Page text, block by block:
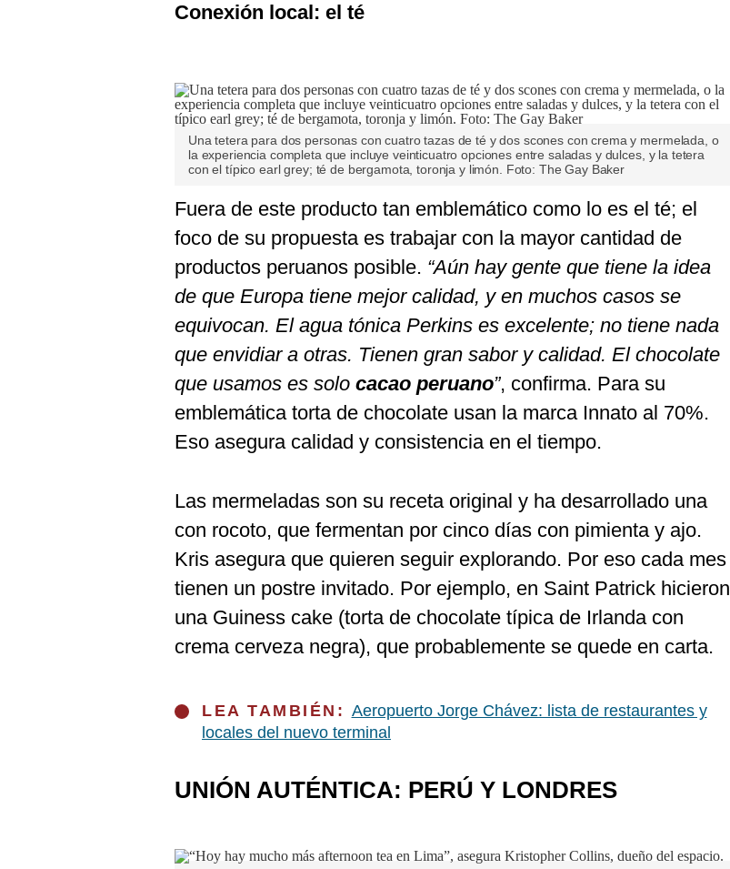
Conexión local: el té
Una tetera para dos personas con cuatro tazas de té y dos scones con crema y mermelada, o
la experiencia completa que incluye veinticuatro opciones entre saladas y dulces, y la tetera
con el típico earl grey; té de bergamota, toronja y limón. Foto: The Gay Baker
Fuera de este producto tan emblemático como lo es el té; el
foco de su propuesta es trabajar con la mayor cantidad de
productos peruanos posible. “Aún hay gente que tiene la idea
de que Europa tiene mejor calidad, y en muchos casos se
equivocan. El agua tónica Perkins es excelente; no tiene nada
que envidiar a otras. Tienen gran sabor y calidad. El chocolate
que usamos es solo cacao peruano”, confirma. Para su
emblemática torta de chocolate usan la marca Innato al 70%.
Eso asegura calidad y consistencia en el tiempo.
Las mermeladas son su receta original y ha desarrollado una
con rocoto, que fermentan por cinco días con pimienta y ajo.
Kris asegura que quieren seguir explorando. Por eso cada mes
tienen un postre invitado. Por ejemplo, en Saint Patrick hicieron
una Guiness cake (torta de chocolate típica de Irlanda con
crema cerveza negra), que probablemente se quede en carta.
LEA TAMBIÉN: Aeropuerto Jorge Chávez: lista de restaurantes y
locales del nuevo terminal
UNIÓN AUTÉNTICA: PERÚ Y LONDRES